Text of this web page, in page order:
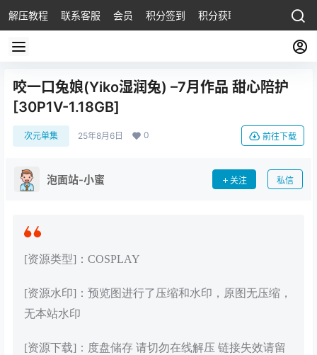
解压教程 联系客服 会员 积分签到 积分获取
咬一口兔娘(Yiko湿润兔) –7月作品 甜心陪护
[30P1V-1.18GB]
次元单集 25年8月6日 0 前往下载
泡面站-小蜜 关注 私信
[资源类型]：COSPLAY
[资源水印]：预览图进行了压缩和水印，原图无压缩，
无本站水印
[资源下载]：度盘储存 请切勿在线解压 链接失效请留